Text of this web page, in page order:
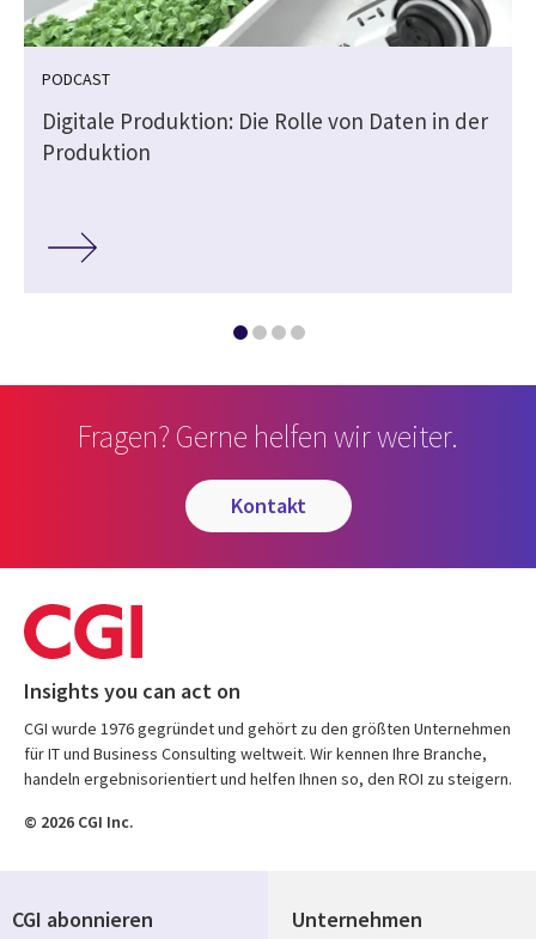
PODCAST
Digitale Produktion: Die Rolle von Daten in der
Produktion
Fragen? Gerne helfen wir weiter.
kontakt
Insights you can act on
CGI wurde 1976 gegründet und gehört zu den größten Unternehmen
für IT und Business Consulting weltweit. Wir kennen Ihre Branche,
handeln ergebnisorientiert und helfen Ihnen so, den ROI zu steigern.
© 2026 CGI Inc.
Unternehmen
CGI abonnieren